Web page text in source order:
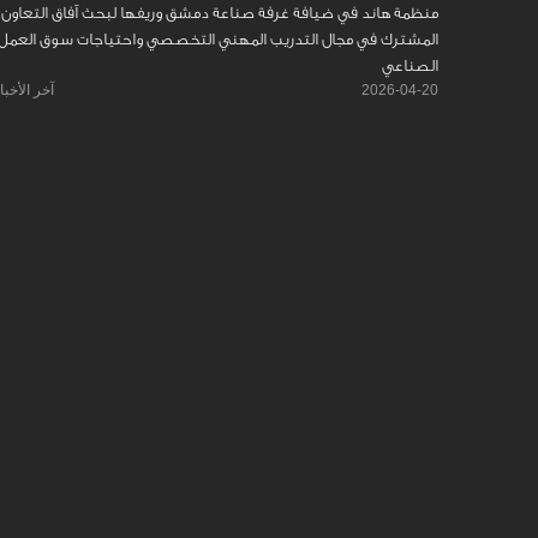
منظمة هاند في ضيافة غرفة صناعة دمشق وريفها لبحث آفاق التعاون
المشترك في مجال التدريب المهني التخصصي واحتياجات سوق
الصناعي
2026-04-20 آخر